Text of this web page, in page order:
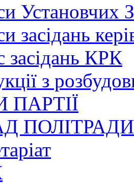
Установчих
засідань
засідань КРК
з
ПАРТІЇ
ПОЛІТРАДИ